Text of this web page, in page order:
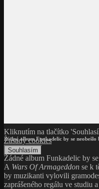
Kliknutím na tlačítko
Zásady cookies
Souhlasím
Žádné album Funkadelic by se
Žádné album Funkadelic by
A Wars Of Armageddon se k
by muzikanti vylovili
zaprášeného regálu ve studiu